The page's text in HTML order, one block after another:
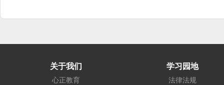
关于我们
心正教育
学习园地
法律法规